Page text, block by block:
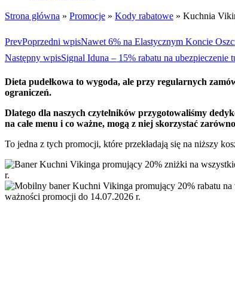
Strona główna » Promocje » Kody rabatowe » Kuchnia
PrevPoprzedni wpisNawet 6% na Elastycznym Koncie
Następny wpisSignal Iduna – 15% rabatu na
Dieta pudełkowa to wygoda, ale przy regularnych
ograniczeń.
Dlatego dla naszych czytelników przygotowaliśmy
na całe menu i co ważne, mogą z niej skorzystać
To jedna z tych promocji, które przekładają się na niższy